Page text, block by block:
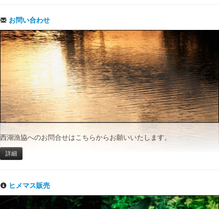
お問い合わせ
西湖漁協へのお問合せはこちらからお願いいたします。
詳細
ヒメマス販売